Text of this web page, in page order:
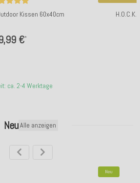
NeuAlle anzeigen
Neu
Kissen 60x40cm
€*
ca. 2-4 Werktage